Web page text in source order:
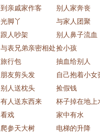
吵
到亲戚家作客
别人家奔丧
光脚丫
与家人团聚
跟人吵架
别人鼻子流血
与表兄弟亲密相处捡小孩
旅行包
抽血给别人
朋友剪头发
自己抱着小女
别人送枕头
捡假钱
有人送东西来
杯子掉在地上
了一
看戏
家中有水
爬参天大树
电梯的升降